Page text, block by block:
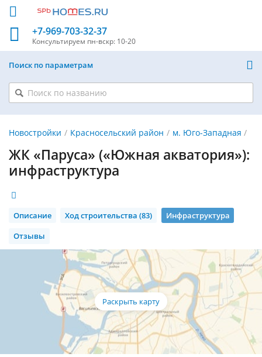
+7-969-703-32-37
Консультируем пн-вскр: 10-20
Поиск по параметрам
Новостройки Красносельский район м. Юго-Западная
ЖК «Паруса» («Южная акватория»):
инфраструктура
Описание Ход строительства (83)
Инфраструктура
Отзывы